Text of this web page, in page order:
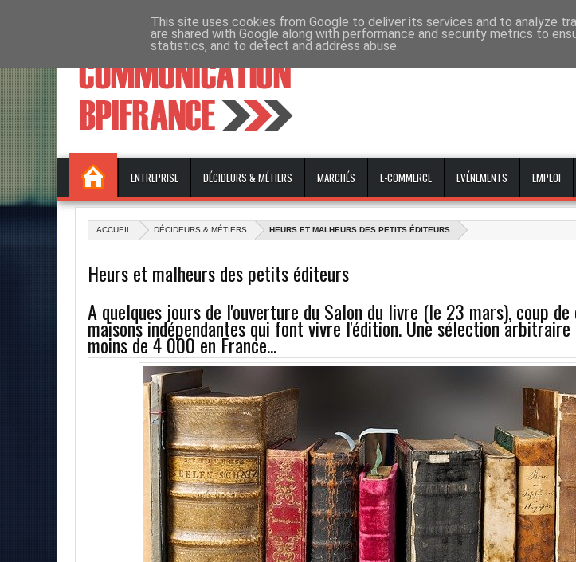
ÉVÉNEMENTS ET FORMATIONS EMPLOI CONTACT
ENTREPRISE DÉCIDEURS & MÉTIERS MARCHÉS E-COMMERCE EVÉNEMENTS EMPLOI
ACCUEIL DÉCIDEURS & MÉTIERS HEURS ET MALHEURS DES PETITS ÉDITEURS
Heurs et malheurs des petits éditeurs
A quelques jours de l'ouverture du Salon du livre (le 23 mars), coup de
maisons indépendantes qui font vivre l'édition. Une sélection
moins de 4 000 en France...
This site uses cookies from Google to deliver its services and to analyze
are shared with Google along with performance and security metrics to
statistics, and to detect and address abuse.